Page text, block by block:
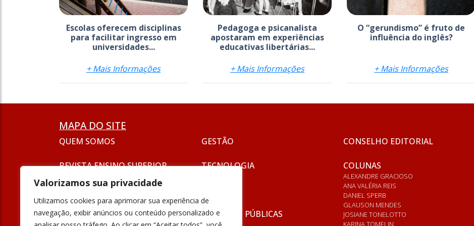
Valorizamos sua privacidade
Utilizamos cookies para aprimorar sua experiência de
navegação, exibir anúncios ou conteúdo personalizado e
Escolas oferecem disciplinas
para facilitar ingresso em
universidades...
+ Mais Informações
Pedagoga e psicanalista
apostaram em experiências
educativas libertárias...
+ Mais Informações
O “gerundismo” é fruto de
influência do inglês?
+ Mais Informações
MAPA DO SITE
QUEM SOMOS
REVISTA ENSINO SUPERIOR
SEJA UM ANUNCIANTE
FORMAÇÃO
GESTÃO
TECNOLOGIA
POLÍTICAS PÚBLICAS
CONSELHO EDITORIAL
COLUNAS
ALEXANDRE GRACIOSO
ANA VALÉRIA REIS
DANIEL SPERB
GLAUSON MENDES
JOSIANE TONELOTTO
KARINA TOMELIN